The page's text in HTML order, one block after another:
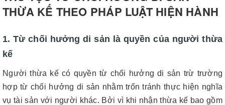
THỪA KẾ THEO PHÁP LUẬT HIỆN HÀNH
1. Từ chối hưởng di sản là quyền của người thừa
kế
Người thừa kế có quyền từ chối hưởng di sản trừ trường
hợp từ chối hưởng di sản nhằm trốn tránh thực hiện nghĩa
vụ tài sản với người khác. Bởi vì khi nhận thừa kế bao gồm